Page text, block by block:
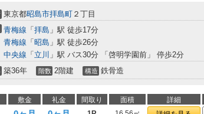
東京都昭島市拝島町 ２丁目
青梅線 「 拝島 」駅 徒歩17分
青梅線 「 昭島 」駅 徒歩26分
中央線 「 立川 」駅 バス30分 「啓明学園前」 停歩2分
築36年 階数 2階建 構造 鉄骨造
敷金 礼金 間取り 面積 詳細